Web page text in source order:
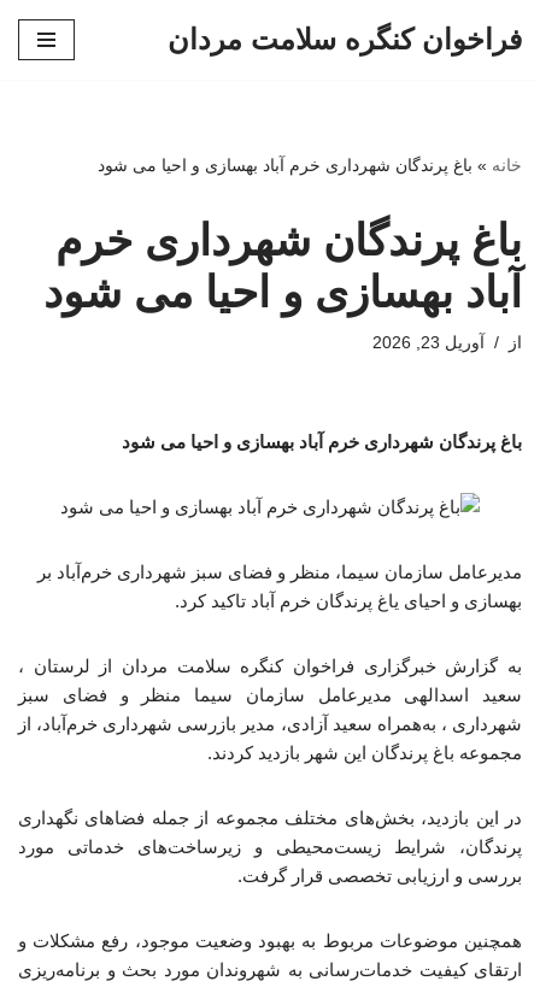
فراخوان کنگره سلامت مردان
خانه » باغ پرندگان شهرداری خرم آباد بهسازی و احیا می شود
باغ پرندگان شهرداری خرم
آباد بهسازی و احیا می شود
از آوریل 23, 2026
باغ پرندگان شهرداری خرم آباد بهسازی و احیا می شود
مدیرعامل سازمان سیما، منظر و فضای سبز شهرداری خرم‌آباد بر
بهسازی و احیای یاغ پرندگان خرم آباد تاکید کرد.
به گزارش خبرگزاری فراخوان کنگره سلامت مردان از لرستان ،
سعید اسدالهی مدیرعامل سازمان سیما منظر و فضای سبز
شهرداری ، به‌همراه سعید آزادی، مدیر بازرسی شهرداری خرم‌آباد، از
مجموعه باغ پرندگان این شهر بازدید کردند.
در این بازدید، بخش‌های مختلف مجموعه از جمله فضاهای نگهداری
پرندگان، شرایط زیست‌محیطی و زیرساخت‌های خدماتی مورد
بررسی و ارزیابی تخصصی قرار گرفت.
همچنین موضوعات مربوط به بهبود وضعیت موجود، رفع مشکلات و
ارتقای کیفیت خدمات‌رسانی به شهروندان مورد بحث و برنامه‌ریزی